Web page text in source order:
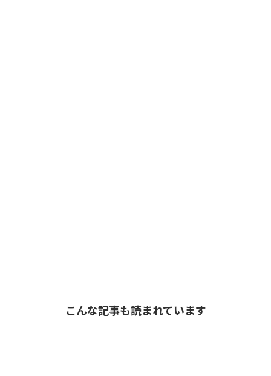
こんな記事も読まれています